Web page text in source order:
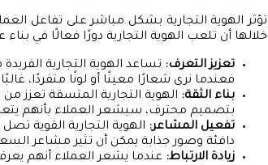
تؤثر الهوية التجارية بشكل مباشر على تفاعل
خلالها أن تلعب الهوية التجارية دورًا فعالًا في
تعزيز التعرف: تساعد الهوية التجارية
فعندما نرى شعارًا معينًا أو لونًا متفردًا،
بناء الثقة: الهوية التجارية المتسقة تعزز
بتصميم محترف، سيشعر العملاء بأنهم
تفعيل المشاعر: الهوية التجارية القوية
دافئة وصور جذابة يمكن أن تثير مشاعر
زيادة الارتباط: عندما يشعر العملاء أنهم